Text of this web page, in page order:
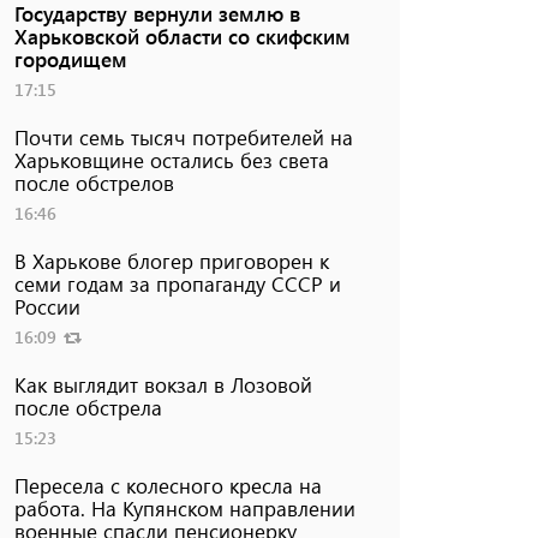
Государству вернули землю в
Харьковской области со скифским
городищем
17:15
Почти семь тысяч потребителей на
Харьковщине остались без света
после обстрелов
16:46
В Харькове блогер приговорен к
семи годам за пропаганду СССР и
России
16:09
Как выглядит вокзал в Лозовой
после обстрела
15:23
Пересела с колесного кресла на
работа. На Купянском направлении
военные спасли пенсионерку